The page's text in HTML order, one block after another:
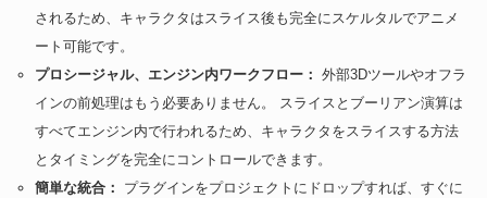
されるため、キャラクタはスライス後も完全にスケルタルでアニメ
ート可能です。
プロシージャル、エンジン内ワークフロー： 外部3Dツールやオフラ
インの前処理はもう必要ありません。 スライスとブーリアン演算は
すべてエンジン内で行われるため、キャラクタをスライスする方法
とタイミングを完全にコントロールできます。
簡単な統合： プラグインをプロジェクトにドロップすれば、すぐに